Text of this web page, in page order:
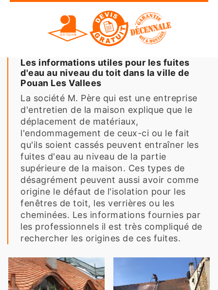
Les informations utiles pour les fuites
d'eau au niveau du toit dans la ville de
Pouan Les Vallees
La société M. Père qui est une entreprise
d'entretien de la maison explique que le
déplacement de matériaux,
l'endommagement de ceux-ci ou le fait
qu'ils soient cassés peuvent entraîner les
fuites d'eau au niveau de la partie
supérieure de la maison. Ces types de
désagrément peuvent aussi avoir comme
origine le défaut de l'isolation pour les
fenêtres de toit, les verrières ou les
cheminées. Les informations fournies par
les professionnels il est très compliqué de
rechercher les origines de ces fuites.